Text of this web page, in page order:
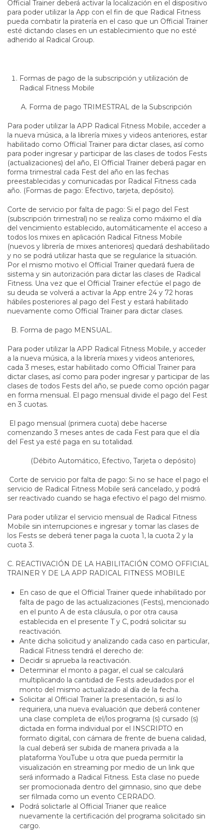
Official Trainer deberá activar la localización en el dispositivo
para poder utilizar la App con el fin de que Radical Fitness
pueda combatir la piratería en el caso que un Official Trainer
esté dictando clases en un establecimiento que no esté
adherido al Radical Group.
Formas de pago de la subscripción y utilización de
Radical Fitness Mobile
A. Forma de pago TRIMESTRAL de la Subscripción
Para poder utilizar la APP Radical Fitness Mobile, acceder a
la nueva música, a la librería mixes y videos anteriores, estar
habilitado como Official Trainer para dictar clases, así como
para poder ingresar y participar de las clases de todos Fests
(actualizaciones) del año, El Official Trainer deberá pagar en
forma trimestral cada Fest del año en las fechas
preestablecidas y comunicadas por Radical Fitness cada
año. (Formas de pago: Efectivo, tarjeta, depósito).
Corte de servicio por falta de pago: Si el pago del Fest
(subscripción trimestral) no se realiza como máximo el día
del vencimiento establecido, automáticamente el acceso a
todos los mixes en aplicación Radical Fitness Mobile
(nuevos y librería de mixes anteriores) quedará deshabilitado
y no se podrá utilizar hasta que se regularice la situación.
Por el mismo motivo el Official Trainer quedará fuera de
sistema y sin autorización para dictar las clases de Radical
Fitness. Una vez que el Official Trainer efectúe el pago de
su deuda se volverá a activar la App entre 24 y 72 horas
hábiles posteriores al pago del Fest y estará habilitado
nuevamente como Official Trainer para dictar clases.
B. Forma de pago MENSUAL.
Para poder utilizar la APP Radical Fitness Mobile, y acceder
a la nueva música, a la librería mixes y videos anteriores,
cada 3 meses, estar habilitado como Official Trainer para
dictar clases, así como para poder ingresar y participar de las
clases de todos Fests del año, se puede como opción pagar
en forma mensual. El pago mensual divide el pago del Fest
en 3 cuotas.
El pago mensual (primera cuota) debe hacerse
comenzando 3 meses antes de cada Fest para que el día
del Fest ya esté paga en su totalidad.
(Débito Automático, Efectivo, Tarjeta o depósito)
Corte de servicio por falta de pago: Si no se hace el pago el
servicio de Radical Fitness Mobile será cancelado, y podrá
ser reactivado cuando se haga efectivo el pago del mismo.
Para poder utilizar el servicio mensual de Radical Fitness
Mobile sin interrupciones e ingresar y tomar las clases de
los Fests se deberá tener paga la cuota 1, la cuota 2 y la
cuota 3.
C. REACTIVACIÓN DE LA HABILITACIÓN COMO OFFICIAL
TRAINER Y DE LA APP RADICAL FITNESS MOBILE
En caso de que el Official Trainer quede inhabilitado por
falta de pago de las actualizaciones (Fests), mencionado
en el punto A de esta cláusula, o por otra causa
establecida en el presente T y C, podrá solicitar su
reactivación.
Ante dicha solicitud y analizando cada caso en particular,
Radical Fitness tendrá el derecho de:
Decidir si aprueba la reactivación.
Determinar el monto a pagar, el cual se calculará
multiplicando la cantidad de Fests adeudados por el
monto del mismo actualizado al día de la fecha.
Solicitar al Official Trainer la presentación, si así lo
requiriera, una nueva evaluación que deberá contener
una clase completa de el/los programa (s) cursado (s)
dictada en forma individual por el INSCRIPTO en
formato digital, con cámara de frente de buena calidad,
la cual deberá ser subida de manera privada a la
plataforma YouTube u otra que pueda permitir la
visualización en streaming por medio de un link que
será informado a Radical Fitness. Esta clase no puede
ser promocionada dentro del gimnasio, sino que debe
ser filmada como un evento CERRADO.
Podrá solictarle al Official Trianer que realice
nuevamente la certificación del programa solicitado sin
cargo.